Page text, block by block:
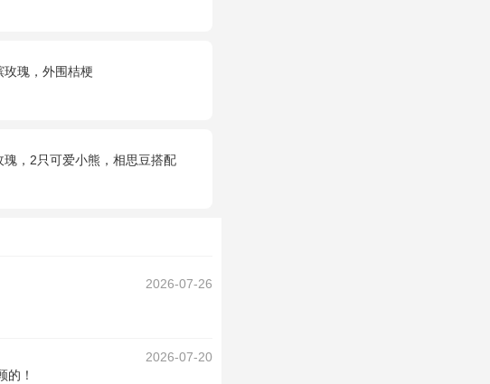
玫瑰，外围桔梗
瑰，2只可爱小熊，相思豆搭配
2026-07-26
2026-07-20
的！